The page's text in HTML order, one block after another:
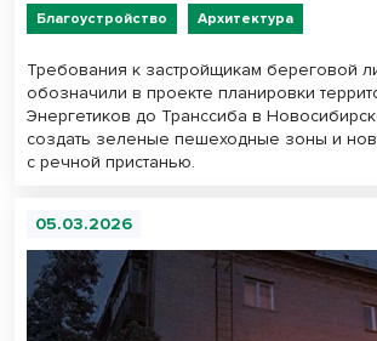
Благоустройство Архитектура
Требования к застройщикам береговой
обозначили в проекте планировки
Энергетиков до Транссиба в
создать зеленые пешеходные зоны и
с речной пристанью.
05.03.2026